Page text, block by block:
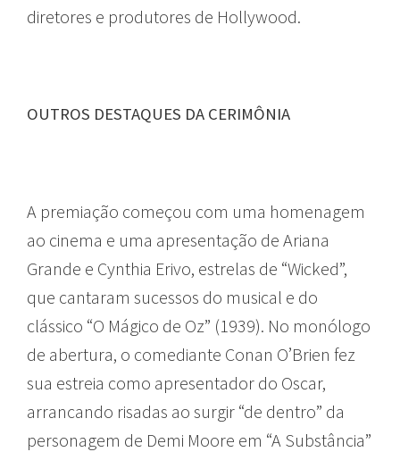
diretores e produtores de Hollywood.
OUTROS DESTAQUES DA CERIMÔNIA
A premiação começou com uma homenagem
ao cinema e uma apresentação de Ariana
Grande e Cynthia Erivo, estrelas de “Wicked”,
que cantaram sucessos do musical e do
clássico “O Mágico de Oz” (1939). No monólogo
de abertura, o comediante Conan O’Brien fez
sua estreia como apresentador do Oscar,
arrancando risadas ao surgir “de dentro” da
personagem de Demi Moore em “A Substância”